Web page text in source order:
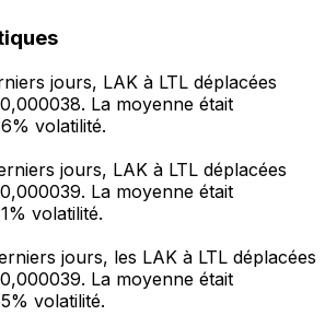
jours, LAK à LTL déplacées
La moyenne était
volatilité.
jours, LAK à LTL déplacées
La moyenne était
volatilité.
jours, les LAK à LTL déplacées
La moyenne était
volatilité.